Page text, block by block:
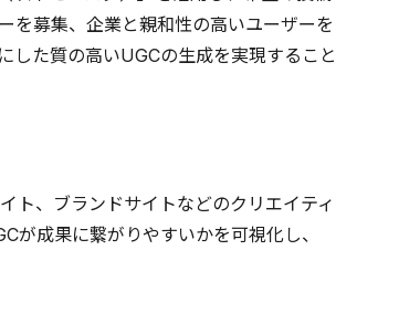
を募集、企業と親和性の高いユーザーを
した質の高いUGCの生成を実現すること
、ブランドサイトなどのクリエイティ
が成果に繋がりやすいかを可視化し、